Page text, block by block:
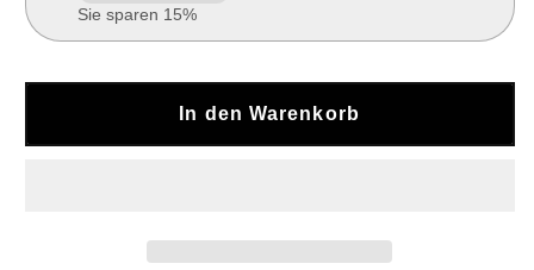
Sie sparen 15%
In den Warenkorb